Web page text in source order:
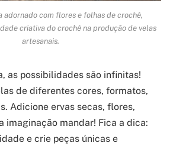
adornado com flores e folhas de crochê,
criativa do crochê na produção de velas
artesanais.
as possibilidades são infinitas!
de diferentes cores, formatos,
Adicione ervas secas, flores,
imaginação mandar! Fica a dica:
e crie peças únicas e